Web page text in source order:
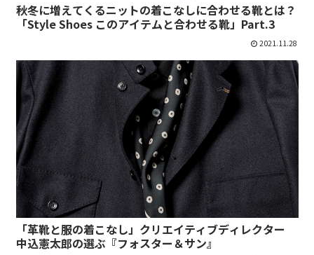
秋冬に増えてくるニットの着こなしに合わせる靴とは？
「Style Shoes このアイテムと合わせる靴」Part.3
2021.11.28
「革靴と服の着こなし」クリエイティブディレクター
中込憲太郎の選ぶ『フォスター＆サン』